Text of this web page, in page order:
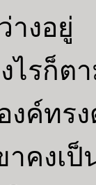
างอยู่
รก็ตา
ค์ทร
าคงเ